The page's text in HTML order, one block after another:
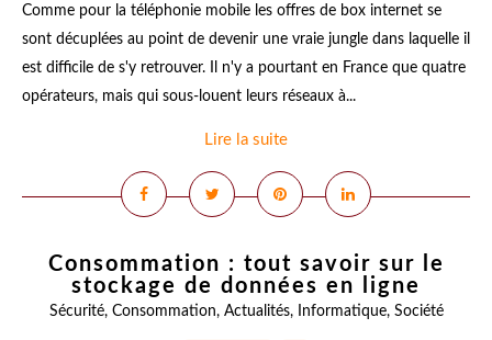
Comme pour la téléphonie mobile les offres de box internet se
sont décuplées au point de devenir une vraie jungle dans laquelle il
est difficile de s'y retrouver. Il n'y a pourtant en France que quatre
opérateurs, mais qui sous-louent leurs réseaux à...
Lire la suite
Consommation : tout savoir sur le
stockage de données en ligne
Sécurité, Consommation, Actualités, Informatique, Société